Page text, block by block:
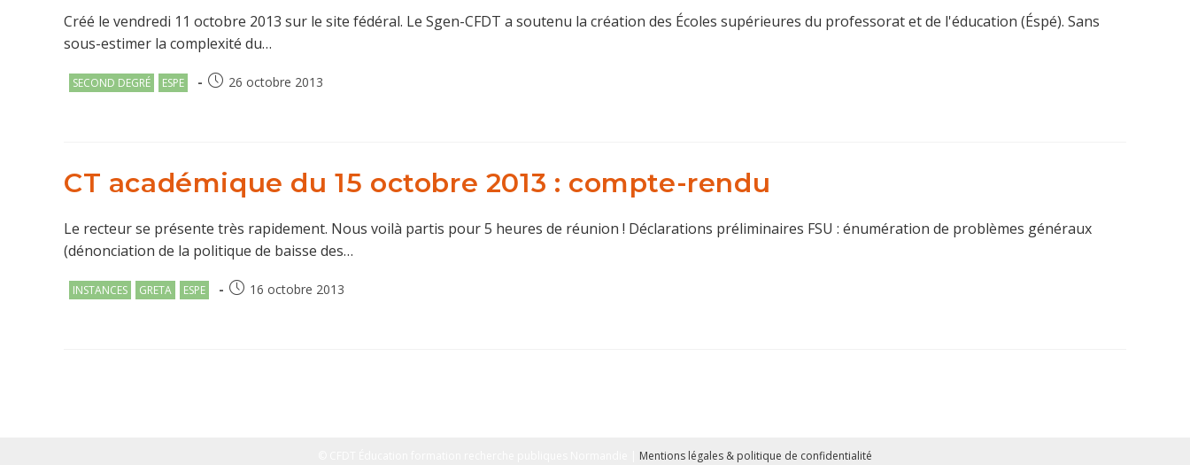
Créé le vendredi 11 octobre 2013 sur le site fédéral. Le Sgen-CFDT a soutenu la création des Écoles supérieures du professorat et de l'éducation (Éspé). Sans
sous-estimer la complexité du…
Post
SECOND DEGRÉ ESPE
Publication
26 octobre 2013
CT académique du 15 octobre 2013 : compte-rendu
Le recteur se présente très rapidement. Nous voilà partis pour 5 heures de réunion ! Déclarations préliminaires FSU : énumération de problèmes généraux
(dénonciation de la politique de baisse des…
Post
INSTANCES GRETA ESPE
Publication
16 octobre 2013
Mentions légales & politique de confidentialité